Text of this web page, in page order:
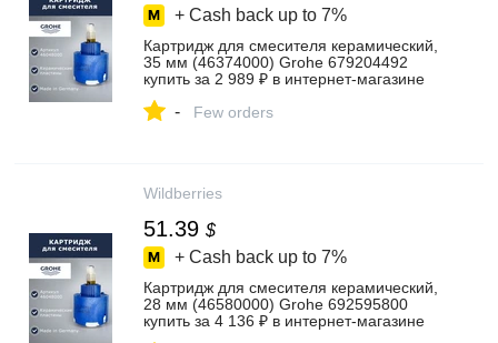
+ Cash back up to 7%
Картридж для смесителя керамический,
35 мм (46374000) Grohe 679204492
купить за 2 989 ₽ в интернет‑магазине
- Few orders
Wildberries
51.39 $
+ Cash back up to 7%
Картридж для смесителя керамический,
28 мм (46580000) Grohe 692595800
купить за 4 136 ₽ в интернет‑магазине